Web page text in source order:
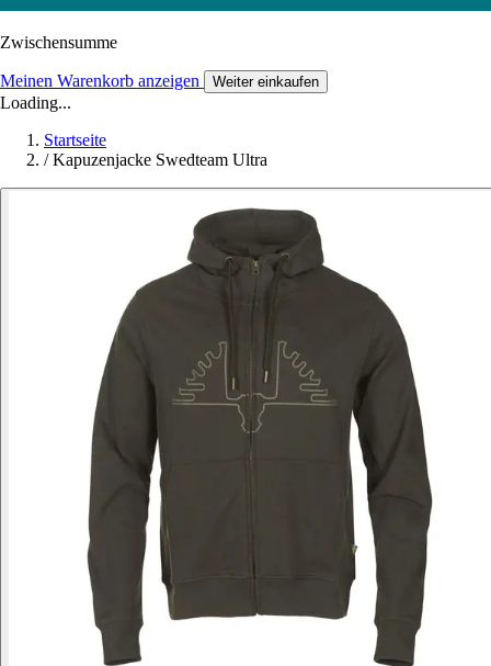
Zwischensumme
Meinen Warenkorb anzeigen Weiter einkaufen
Loading...
Startseite
/ Kapuzenjacke Swedteam Ultra